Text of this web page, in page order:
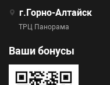
г.Горно-Алтайск
ТРЦ Панорама
Ваши бонусы